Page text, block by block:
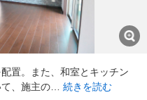
置。また、和室とキッチン
、施主の… 続きを読む